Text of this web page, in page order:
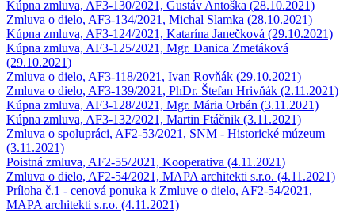
Kúpna zmluva, AF3-130/2021, Gustáv Antoška (28.10.2021)
Zmluva o dielo, AF3-134/2021, Michal Slamka (28.10.2021)
Kúpna zmluva, AF3-124/2021, Katarína Janečková (29.10.2021)
Kúpna zmluva, AF3-125/2021, Mgr. Danica Zmetáková
(29.10.2021)
Zmluva o dielo, AF3-118/2021, Ivan Rovňák (29.10.2021)
Zmluva o dielo, AF3-139/2021, PhDr. Štefan Hrivňák (2.11.2021)
Kúpna zmluva, AF3-128/2021, Mgr. Mária Orbán (3.11.2021)
Kúpna zmluva, AF3-132/2021, Martin Ftáčnik (3.11.2021)
Zmluva o spolupráci, AF2-53/2021, SNM - Historické múzeum
(3.11.2021)
Poistná zmluva, AF2-55/2021, Kooperativa (4.11.2021)
Zmluva o dielo, AF2-54/2021, MAPA architekti s.r.o. (4.11.2021)
Príloha č.1 - cenová ponuka k Zmluve o dielo, AF2-54/2021,
MAPA architekti s.r.o. (4.11.2021)